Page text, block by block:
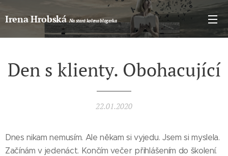
Irena HrobskáNa stará kolena blogerka
Den s klienty. Obohacující
22.01.2020
Dnes nikam nemusím. Ale někam si vyjedu. Jsem si myslela.
Začínám v jedenáct. Končím večer přihlášením do školení.